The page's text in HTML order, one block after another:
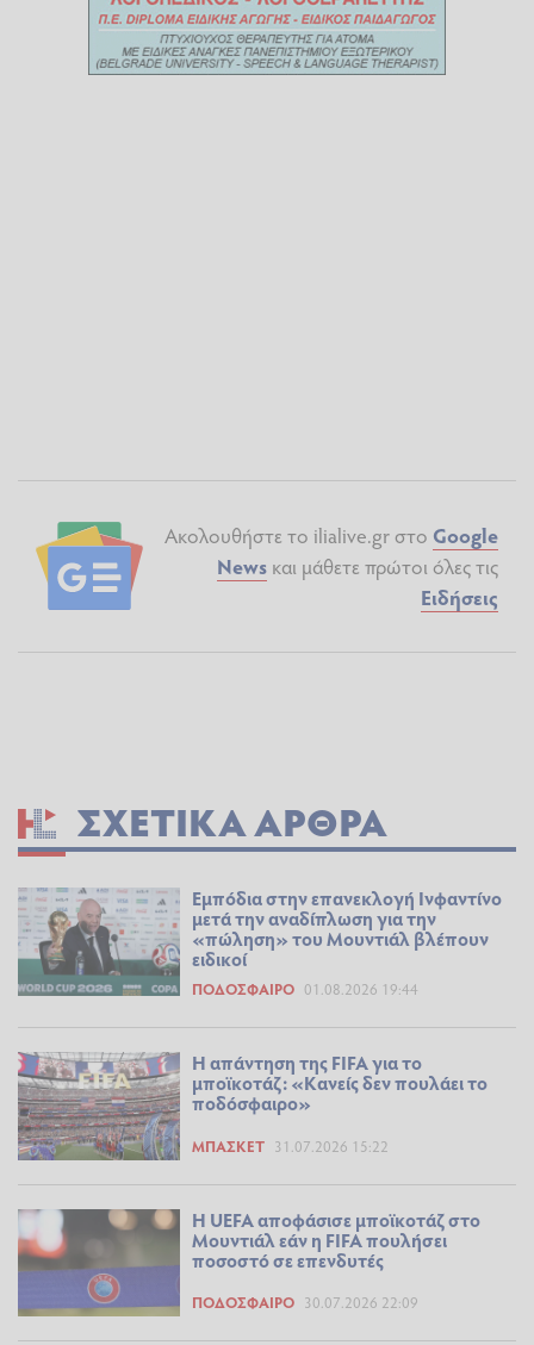
Ακολουθήστε το ilialive.gr στο Google
News και μάθετε πρώτοι όλες τις
Ειδήσεις
ΣΧΕΤΙΚΆ ΆΡΘΡΑ
Εμπόδια στην επανεκλογή Ινφαντίνο
μετά την αναδίπλωση για την
«πώληση» του Μουντιάλ βλέπουν
ειδικοί
ΠΟΔΌΣΦΑΙΡΟ 01.08.2026 19:44
Η απάντηση της FIFA για το
μποϊκοτάζ: «Κανείς δεν πουλάει το
ποδόσφαιρο»
ΜΠΆΣΚΕΤ 31.07.2026 15:22
Η UEFA αποφάσισε μποϊκοτάζ στο
Μουντιάλ εάν η FIFA πουλήσει
ποσοστό σε επενδυτές
ΠΟΔΌΣΦΑΙΡΟ 30.07.2026 22:09